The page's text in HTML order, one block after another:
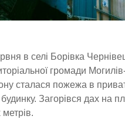
в селі Борівка
громади
сталася пожежа в
Загорівся дах на